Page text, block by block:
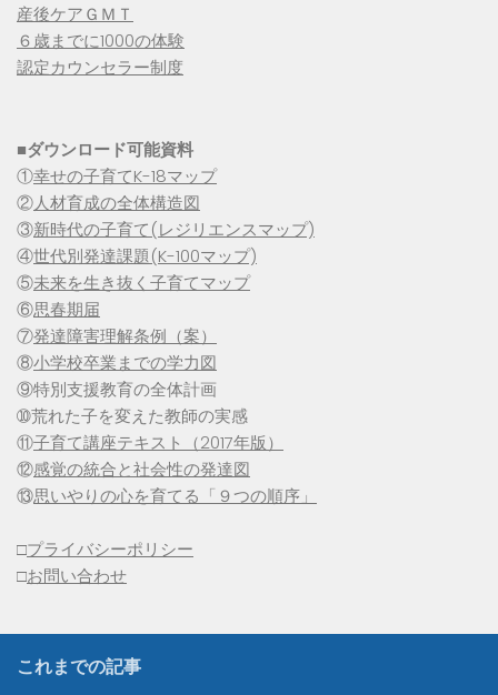
産後ケアＧＭＴ
６歳までに1000の体験
認定カウンセラー制度
■ダウンロード可能資料
①幸せの子育てK-18マップ
②人材育成の全体構造図
③新時代の子育て(レジリエンスマップ)
④世代別発達課題(K-100マップ)
⑤未来を生き抜く子育てマップ
⑥思春期届
⑦発達障害理解条例（案）
⑧小学校卒業までの学力図
⑨特別支援教育の全体計画
➉荒れた子を変えた教師の実感
⑪子育て講座テキスト（2017年版）
⑫感覚の統合と社会性の発達図
⑬思いやりの心を育てる「９つの順序」
□プライバシーポリシー
□お問い合わせ
これまでの記事